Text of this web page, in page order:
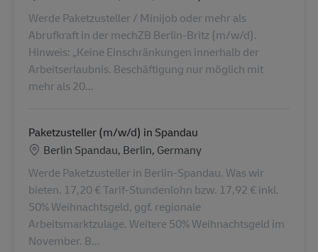
Werde Paketzusteller / Minijob oder mehr als
Abrufkraft in der mechZB Berlin-Britz (m/w/d).
Hinweis: „Keine Einschränkungen innerhalb der
Arbeitserlaubnis. Beschäftigung nur möglich mit
mehr als 20...
Paketzusteller (m/w/d) in Spandau
Standort
Berlin Spandau, Berlin, Germany
Werde Paketzusteller in Berlin-Spandau. Was wir
bieten. 17,20 € Tarif-Stundenlohn bzw. 17,92 € inkl.
50% Weihnachtsgeld, ggf. regionale
Arbeitsmarktzulage. Weitere 50% Weihnachtsgeld im
November. B...